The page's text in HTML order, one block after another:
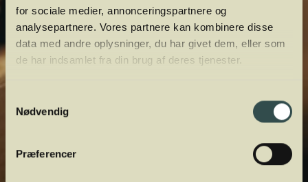
for sociale medier, annonceringspartnere og
analysepartnere. Vores partnere kan kombinere disse
data med andre oplysninger, du har givet dem, eller som
de har indsamlet fra din brug af deres tjenester.
Nødvendig
Præferencer